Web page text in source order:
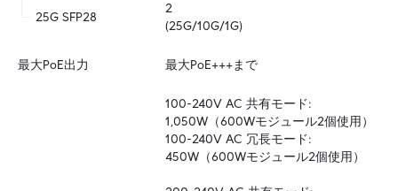
25G SFP28
2
(25G/10G/1G)
最大PoE出力 最大PoE+++まで
100-240V AC 共有モード:
1,050W（600Wモジュール2個使用）
100-240V AC 冗長モード:
450W（600Wモジュール2個使用）